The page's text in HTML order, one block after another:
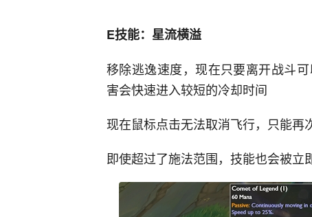
E技能：星流横溢
移除逃逸速度，现在只要离开战斗
害会快速进入较短的冷却时间
现在鼠标点击无法取消飞行，只能再
即使超过了施法范围，技能也会被立